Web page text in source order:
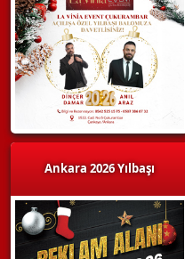
Ankara 2026 Yılbaşı